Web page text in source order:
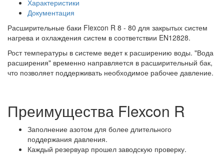
Характеристики
Документация
Расширительные баки Flexcon R 8 - 80 для закрытых систем
нагрева и охлаждения систем в соответствии EN12828.
Рост температуры в системе ведет к расширению воды. "Вода
расширения" временно направляется в расширительный бак,
что позволяет поддерживать необходимое рабочее давление.
Преимущества Flexcon R
Заполнение азотом для более длительного
поддержания давления.
Каждый резервуар прошел заводскую проверку.